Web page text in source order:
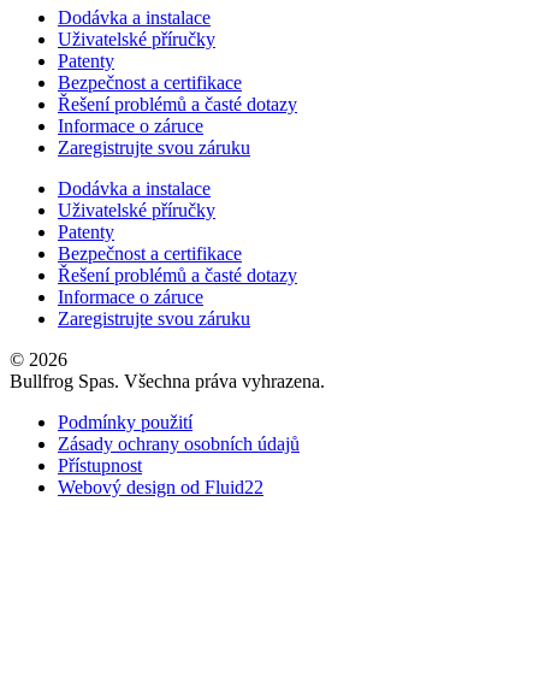
Dodávka a instalace
Uživatelské příručky
Patenty
Bezpečnost a certifikace
Řešení problémů a časté dotazy
Informace o záruce
Zaregistrujte svou záruku
Dodávka a instalace
Uživatelské příručky
Patenty
Bezpečnost a certifikace
Řešení problémů a časté dotazy
Informace o záruce
Zaregistrujte svou záruku
© 2026
Bullfrog Spas. Všechna práva vyhrazena.
Podmínky použití
Zásady ochrany osobních údajů
Přístupnost
Webový design od Fluid22